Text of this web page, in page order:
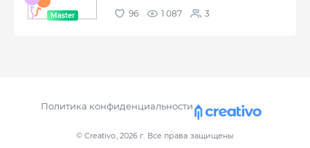
96 1 087 3
© Creativo, 2026 г. Все права защищены
Политика конфиденциальности